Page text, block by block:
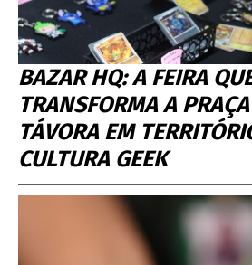
BAZAR HQ: A FEIRA
TRANSFORMA A
TÁVORA EM
CULTURA GEEK